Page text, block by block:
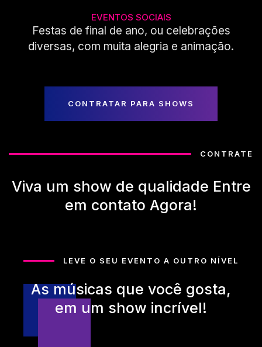
EVENTOS SOCIAIS
Festas de final de ano, ou celebrações
diversas, com muita alegria e animação.
CONTRATAR PARA SHOWS
CONTRATE
Viva um show de qualidade Entre
em contato Agora!
LEVE O SEU EVENTO A OUTRO NÍVEL
As músicas que você gosta,
em um show incrível!